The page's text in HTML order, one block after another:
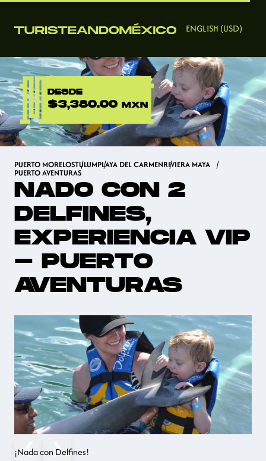
ENGLISH (USD)
DESDE
$3,380.00 MXN
PUERTO MORELOSTULUMPLAYA DEL CARMENRIVIERA MAYA
PUERTO AVENTURAS
NADO CON 2
DELFINES,
EXPERIENCIA VIP
- PUERTO
AVENTURAS
❮ ❯
¡Nada con Delfines!